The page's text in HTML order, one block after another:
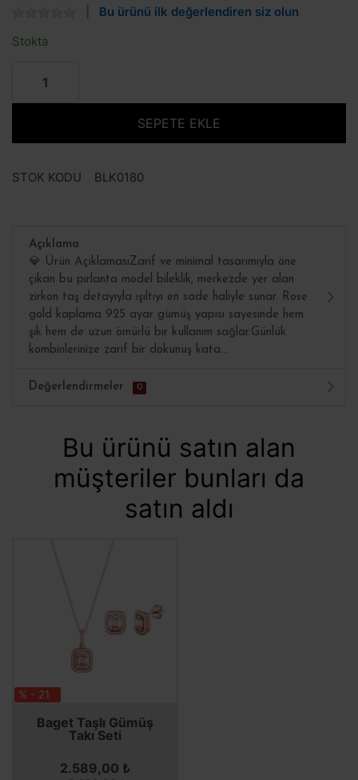
Bu ürünü ilk değerlendiren siz olun
Stokta
SEPETE EKLE
STOK KODU BLK0180
Açıklama
💎 Ürün AçıklamasıZarif ve minimal tasarımıyla öne
çıkan bu pırlanta model bileklik, merkezde yer alan
zirkon taş detayıyla ışıltıyı en sade haliyle sunar. Rose
gold kaplama 925 ayar gümüş yapısı sayesinde hem
şık hem de uzun ömürlü bir kullanım sağlar.Günlük
kombinlerinize zarif bir dokunuş kata...
Değerlendirmeler 0
Bu ürünü satın alan
müşteriler bunları da
satın aldı
% - 21
Baget Taşlı Gümüş
Takı Seti
2.589,00 ₺